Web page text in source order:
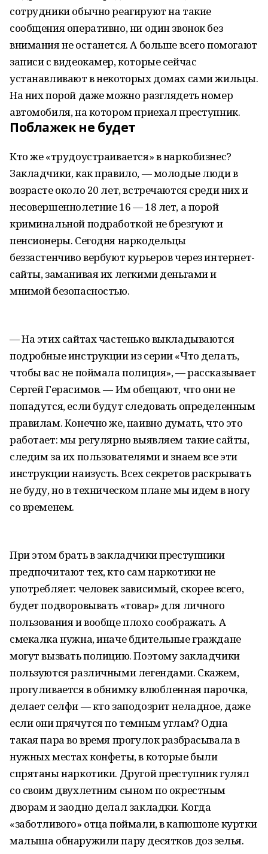
сотрудники обычно реагируют на такие
сообщения оперативно, ни один звонок без
внимания не останется. А больше всего помогают
записи с видеокамер, которые сейчас
устанавливают в некоторых домах сами жильцы.
На них порой даже можно разглядеть номер
автомобиля, на котором приехал преступник.
Поблажек не будет
Кто же «трудоустраивается» в наркобизнес?
Закладчики, как правило, — молодые люди в
возрасте около 20 лет, встречаются среди них и
несовершеннолетние 16 — 18 лет, а порой
криминальной подработкой не брезгуют и
пенсионеры. Сегодня наркодельцы
беззастенчиво вербуют курьеров через интернет-
сайты, заманивая их легкими деньгами и
мнимой безопасностью.
— На этих сайтах частенько выкладываются
подробные инструкции из серии «Что делать,
чтобы вас не поймала полиция», — рассказывает
Сергей Герасимов. — Им обещают, что они не
попадутся, если будут следовать определенным
правилам. Конечно же, наивно думать, что это
работает: мы регулярно выявляем такие сайты,
следим за их пользователями и знаем все эти
инструкции наизусть. Всех секретов раскрывать
не буду, но в техническом плане мы идем в ногу
со временем.
При этом брать в закладчики преступники
предпочитают тех, кто сам наркотики не
употребляет: человек зависимый, скорее всего,
будет подворовывать «товар» для личного
пользования и вообще плохо соображать. А
смекалка нужна, иначе бдительные граждане
могут вызвать полицию. Поэтому закладчики
пользуются различными легендами. Скажем,
прогуливается в обнимку влюбленная парочка,
делает селфи — кто заподозрит неладное, даже
если они прячутся по темным углам? Одна
такая пара во время прогулок разбрасывала в
нужных местах конфеты, в которые были
спрятаны наркотики. Другой преступник гулял
со своим двухлетним сыном по окрестным
дворам и заодно делал закладки. Когда
«заботливого» отца поймали, в капюшоне куртки
малыша обнаружили пару десятков доз зелья.